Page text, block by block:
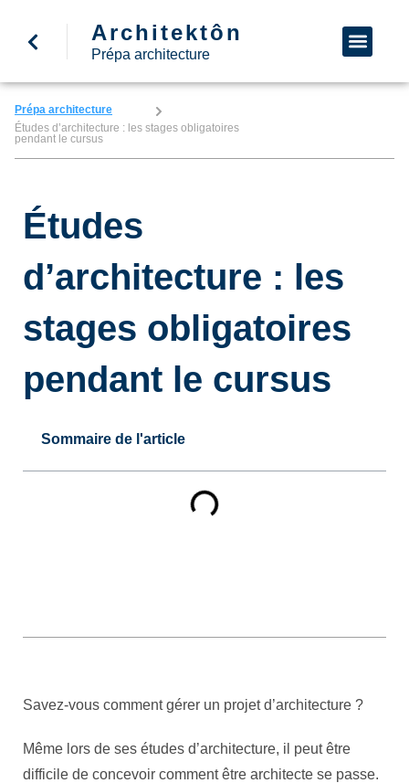
Architektôn
Prépa architecture
Prépa architecture
Études d’architecture : les stages obligatoires
pendant le cursus
Études
d’architecture : les
stages obligatoires
pendant le cursus
Sommaire de l'article
Savez-vous comment gérer un projet d’architecture ?
Même lors de ses études d’architecture, il peut être
difficile de concevoir comment être architecte se passe.